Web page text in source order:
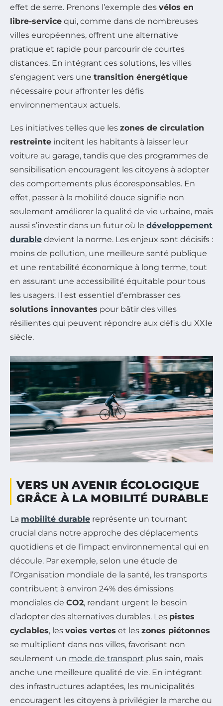
effet de serre. Prenons l’exemple des vélos en
libre-service qui, comme dans de nombreuses
villes européennes, offrent une alternative
pratique et rapide pour parcourir de courtes
distances. En intégrant ces solutions, les villes
s’engagent vers une transition énergétique
nécessaire pour affronter les défis
environnementaux actuels.
Les initiatives telles que les zones de circulation
restreinte incitent les habitants à laisser leur
voiture au garage, tandis que des programmes de
sensibilisation encouragent les citoyens à adopter
des comportements plus écoresponsables. En
effet, passer à la mobilité douce signifie non
seulement améliorer la qualité de vie urbaine, mais
aussi s’investir dans un futur où le développement
durable devient la norme. Les enjeux sont décisifs :
moins de pollution, une meilleure santé publique
et une rentabilité économique à long terme, tout
en assurant une accessibilité équitable pour tous
les usagers. Il est essentiel d’embrasser ces
solutions innovantes pour bâtir des villes
résilientes qui peuvent répondre aux défis du XXIe
siècle.
VERS UN AVENIR ÉCOLOGIQUE
GRÂCE À LA MOBILITÉ DURABLE
La mobilité durable représente un tournant
crucial dans notre approche des déplacements
quotidiens et de l’impact environnemental qui en
découle. Par exemple, selon une étude de
l’Organisation mondiale de la santé, les transports
contribuent à environ 24% des émissions
mondiales de CO2, rendant urgent le besoin
d’adopter des alternatives durables. Les pistes
cyclables, les voies vertes et les zones piétonnes
se multiplient dans nos villes, favorisant non
seulement un mode de transport plus sain, mais
anche une meilleure qualité de vie. En intégrant
des infrastructures adaptées, les municipalités
encouragent les citoyens à privilégier la marche ou